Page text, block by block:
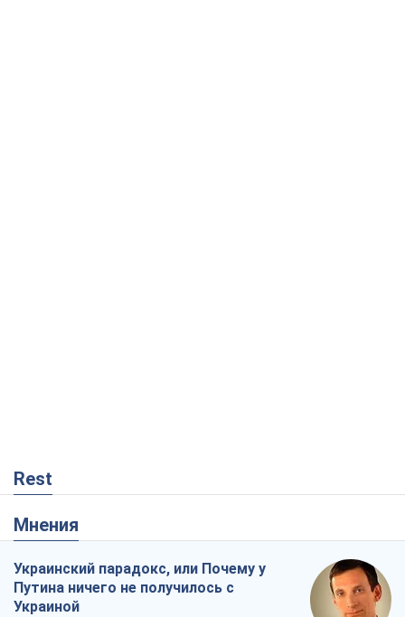
Rest
Мнения
Украинский парадокс, или Почему у
Путина ничего не получилось с
Украиной